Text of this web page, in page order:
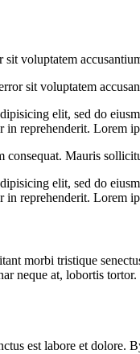
voluptatem
sit voluptatem
elit, sed do
reprehenderit. Lorem
consequat. Mauris
elit, sed do
reprehenderit. Lorem
morbi tristique
neque at, lobortis tortor.
est labore et dolore.